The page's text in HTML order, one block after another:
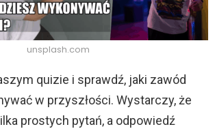
unsplash.com
quizie i sprawdź, jaki zawód
w przyszłości. Wystarczy, że
prostych pytań, a odpowiedź